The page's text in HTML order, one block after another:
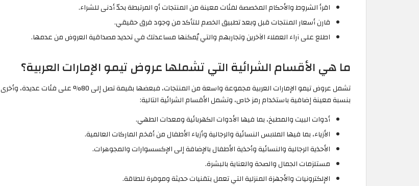
اقرأ الشروط والأحكام المخصصة لفئات معينة من المنتجات أو المرتبطة بحدّ أدنى للشراء.
قارن أسعار المنتجات قبل وبعد تطبيق الخصم للتأكد من وجود فرق حقيقي.
اطلع على آراء العملاء الآخرين وتجاربهم والتي يُمكنها مساعدتك في تحديد مصداقية العروض من عدمها.
ما هي الأقسام الشرائية التي تشملها عروض تيمو الإمارات العربية؟
تشمل عروض تيمو الإمارات العربية مجموعة واسعة من المنتجات، فبعضها بقيمة تصل إلى 80% على فئات عديدة، وأخرى
بنسبة معينة إضافية باستخدام رمز خاص، وتشمل الأقسام الشرائية التالية:
أدوات البيت والمطبخ، بما فيها الأدوات الكهربائية ومعدات الطهي.
الأزياء، بما فيها الملابس النسائية والرجالية وأزياء الأطفال من أفخم الماركات العالمية.
الأحذية الرجالية والنسائية وأحذية الأطفال بالإضافة إلى الإكسسوارات والمجوهرات.
مستلزمات الجمال والصحة والعناية بالبشرة.
الإلكترونيات والأجهزة المنزلية التي تعمل بتقنيات حديثة وموفرة للطاقة.